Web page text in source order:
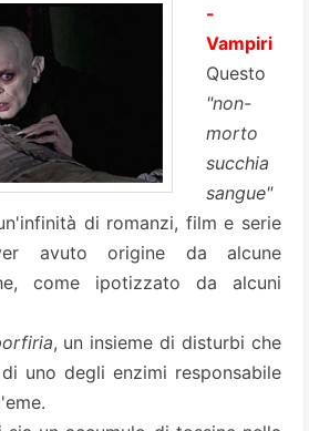
-
Vampiri
Questo
"non-
morto
succhia
sangue"
di romanzi, film e serie
avuto origine da alcune
come ipotizzato da alcuni
, un insieme di disturbi che
uno degli enzimi responsabile